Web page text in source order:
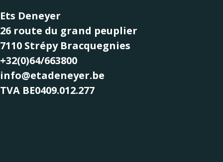
Ets Deneyer
26 route du grand peuplier
7110 Strépy Bracquegnies
+32(0)64/663800
info@etadeneyer.be
TVA BE0409.012.277